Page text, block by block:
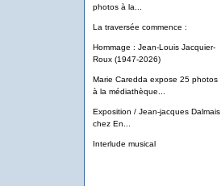
photos à la...
La traversée commence :
Hommage : Jean-Louis Jacquier-
Roux (1947-2026)
Marie Caredda expose 25 photos
à la médiathèque...
Exposition / Jean-jacques Dalmais
chez En...
Interlude musical